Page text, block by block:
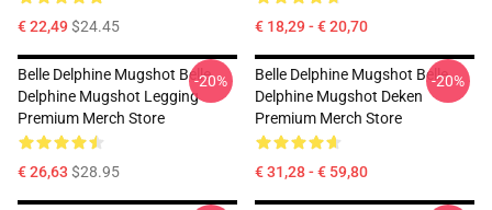
€ 22,49$24.45 € 18,29 - € 20,70
Belle Delphine Mugshot Belle
Delphine Mugshot Legging
Premium Merch Store
€ 26,63 $28.95
-20%
Belle Delphine Mugshot Belle
Delphine Mugshot Deken
Premium Merch Store
€ 31,28 - € 59,80
-20%